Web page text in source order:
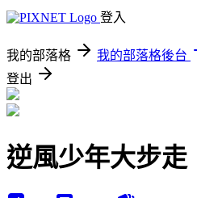
登入
我的部落格 我的部落格後台
登出
逆風少年大步走